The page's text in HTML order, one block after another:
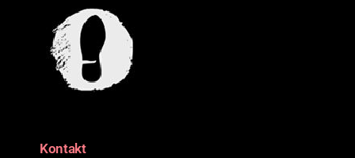
Kontakt